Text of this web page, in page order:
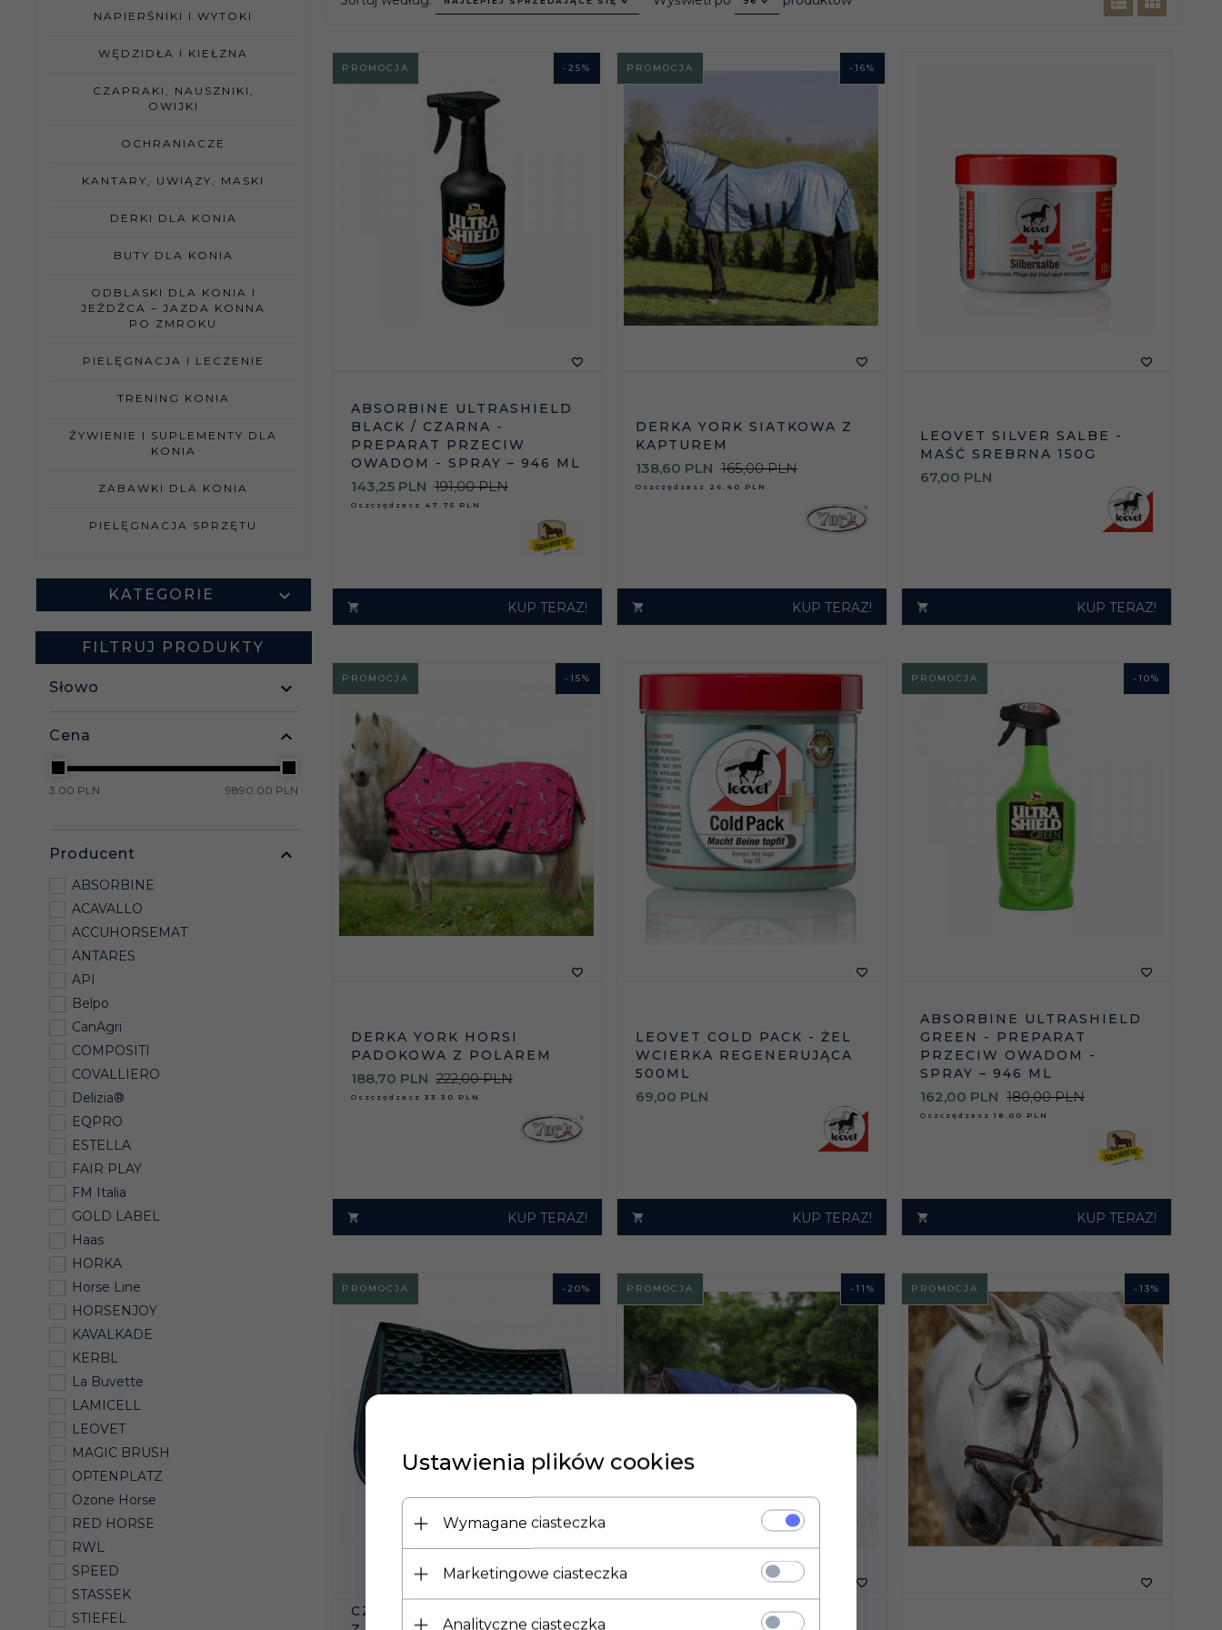
NAPIERŚNIKI I WYTOKI
WĘDZIDŁA I KIEŁZNA
CZAPRAKI, NAUSZNIKI,
OWIJKI
OCHRANIACZE
KANTARY, UWIĄZY, MASKI
DERKI DLA KONIA
BUTY DLA KONIA
ODBLASKI DLA KONIA I
JEŹDŹCA – JAZDA KONNA
PO ZMROKU
PIELĘGNACJA I LECZENIE
TRENING KONIA
ŻYWIENIE I SUPLEMENTY DLA
KONIA
ZABAWKI DLA KONIA
PIELĘGNACJA SPRZĘTU
KATEGORIE
FILTRUJ PRODUKTY
Słowo
Cena
3.00 PLN 9890.00 PLN
Producent
ABSORBINE
ACAVALLO
ACCUHORSEMAT
ANTARES
API
Belpo
CanAgri
COMPOSITI
COVALLIERO
Delizia®
EQPRO
ESTELLA
FAIR PLAY
FM Italia
GOLD LABEL
Haas
HORKA
Horse Line
HORSENJOY
KAVALKADE
KERBL
La Buvette
LAMICELL
LEOVET
MAGIC BRUSH
OPTENPLATZ
Ozone Horse
RED HORSE
RWL
SPEED
STASSEK
STIEFEL
- 25%
PROMOCJA
ABSORBINE ULTRASHIELD
BLACK / CZARNA -
PREPARAT PRZECIW
OWADOM - SPRAY – 946 ML
143,25 PLN 191,00 PLN
Oszczędzasz 47.75 PLN
KUP TERAZ!
-16%
PROMOCJA
DERKA YORK SIATKOWA Z
KAPTUREM
138,60 PLN 165,00 PLN
Oszczędzasz 26.40 PLN
KUP TERAZ!
LEOVET SILVER SALBE -
MAŚĆ SREBRNA 150G
67,00 PLN
KUP TERAZ!
- 15%
PROMOCJA
DERKA YORK HORSI
PADOKOWA Z POLAREM
188,70 PLN 222,00 PLN
Oszczędzasz 33.30 PLN
KUP TERAZ!
LEOVET COLD PACK - ŻEL
WCIERKA REGENERUJĄCA
500ML
69,00 PLN
KUP TERAZ!
-10%
PROMOCJA
ABSORBINE ULTRASHIELD
GREEN - PREPARAT
PRZECIW OWADOM -
SPRAY – 946 ML
162,00 PLN 180,00 PLN
Oszczędzasz18.00 PLN
KUP TERAZ!
- 20%
PROMOCJA
CZAPRAK TERAPEUTYCZNY
-11%
PROMOCJA -13%
PROMOCJA
Ustawienia plików cookies
Wymagane ciasteczka
Marketingowe ciasteczka
Analityczne ciasteczka